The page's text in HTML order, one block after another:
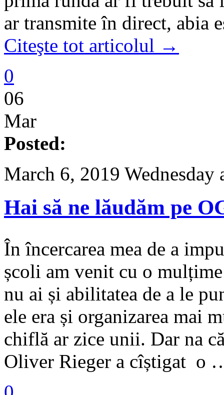
ar transmite în direct, abia
Citeşte tot articolul →
0
06
Mar
Posted:
March 6, 2019 Wednesday
Hai să ne lăudăm pe
În încercarea mea de a
școli am venit cu o
nu ai și abilitatea de a le
ele era și organizarea mai
chiflă ar zice unii. Dar na
Oliver Rieger a cîștigat o